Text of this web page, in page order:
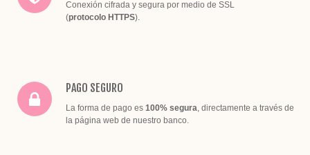
Conexión cifrada y segura por medio de SSL
(protocolo HTTPS).
PAGO SEGURO
La forma de pago es 100% segura, directamente a través de
la página web de nuestro banco.